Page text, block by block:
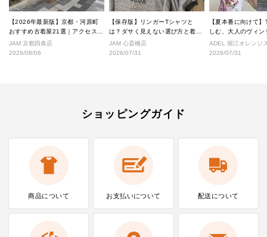
【2026年最新版】京都・河原町
おすすめ古着屋21選｜アクセス良
好な絶対行くべきショップ厳選！
JAM 京都四条店
2026/08/06
【保存版】リンガーTシャツと
は？ダサく見えない選び方と着こ
なし完全ガイド
JAM 心斎橋店
2026/07/31
【夏本番に向けて
しむ、大人のヴィ
ル
ADEL 堀江オレンジ
2026/07/31
ショッピングガイド
商品について お支払いについて 配送について